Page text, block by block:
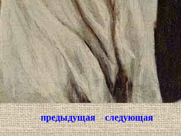
предыдущая следующая